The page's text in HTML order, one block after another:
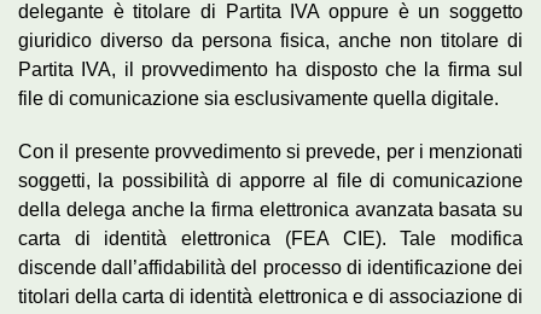
delegante è titolare di Partita IVA oppure è un soggetto
giuridico diverso da persona fisica, anche non titolare di
Partita IVA, il provvedimento ha disposto che la firma sul
file di comunicazione sia esclusivamente quella digitale.
Con il presente provvedimento si prevede, per i menzionati
soggetti, la possibilità di apporre al file di comunicazione
della delega anche la firma elettronica avanzata basata su
carta di identità elettronica (FEA CIE). Tale modifica
discende dall’affidabilità del processo di identificazione dei
titolari della carta di identità elettronica e di associazione di